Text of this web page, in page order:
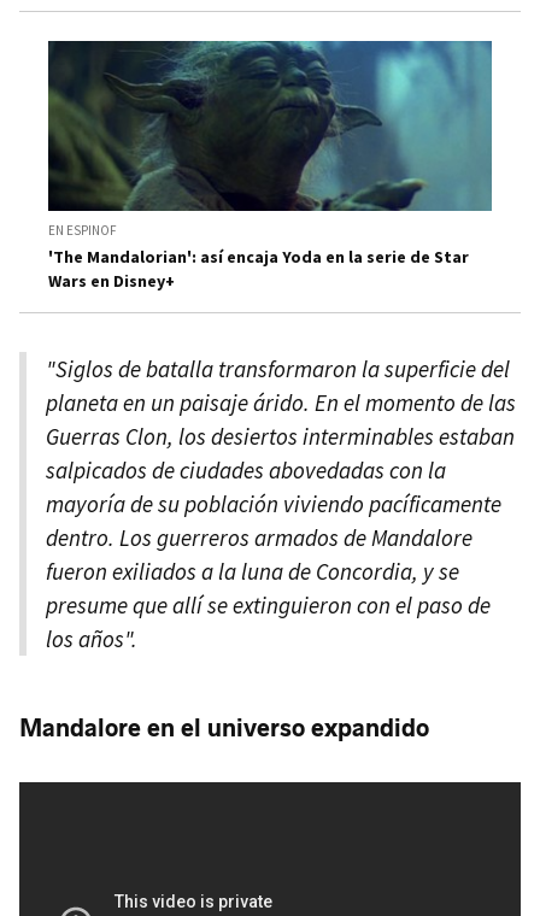
EN ESPINOF
'The Mandalorian': así encaja Yoda en la serie de Star
Wars en Disney+
"Siglos de batalla transformaron la superficie del
planeta en un paisaje árido. En el momento de las
Guerras Clon, los desiertos interminables estaban
salpicados de ciudades abovedadas con la
mayoría de su población viviendo pacíficamente
dentro. Los guerreros armados de Mandalore
fueron exiliados a la luna de Concordia, y se
presume que allí se extinguieron con el paso de
los años".
Mandalore en el universo expandido